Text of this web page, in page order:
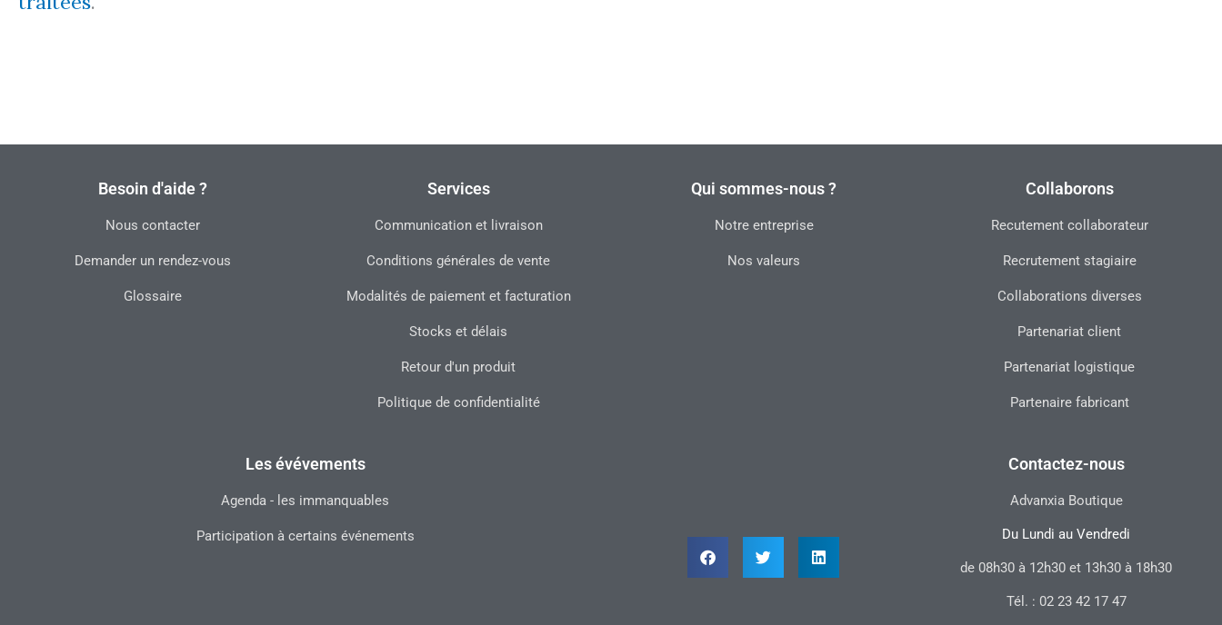
Besoin d'aide ?
Nous contacter
Demander un rendez-vous
Glossaire
Services
Communication et livraison
Conditions générales de vente
Modalités de paiement et facturation
Stocks et délais
Retour d'un produit
Politique de confidentialité
Qui sommes-nous ?
Notre entreprise
Nos valeurs
Collaborons
Recutement collaborateur
Recrutement stagiaire
Collaborations diverses
Partenariat client
Partenariat logistique
Partenaire fabricant
Les évévements
Agenda - les immanquables
Participation à certains événements
Contactez-nous
Advanxia Boutique
Du Lundi au Vendredi
de 08h30 à 12h30 et 13h30 à 18h30
Tél. : 02 23 42 17 47